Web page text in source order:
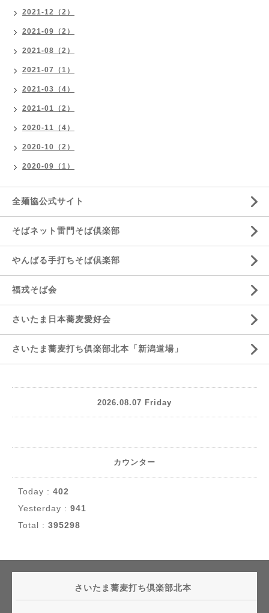
2021-12（2）
2021-09（2）
2021-08（2）
2021-07（1）
2021-03（4）
2021-01（2）
2020-11（4）
2020-10（2）
2020-09（1）
全麺協公式サイト
そばネット雷門そば倶楽部
やんばる手打ちそば倶楽部
福戎そば会
さいたま日本蕎麦愛好会
さいたま蕎麦打ち俱楽部北本「新潟道場」
2026.08.07 Friday
カウンター
Today : 402
Yesterday : 941
Total : 395298
さいたま蕎麦打ち倶楽部北本